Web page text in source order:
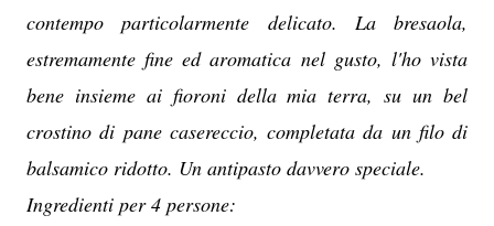
contempo particolarmente delicato. La bresaola,
estremamente fine ed aromatica nel gusto, l'ho vista
bene insieme ai fioroni della mia terra, su un bel
crostino di pane casereccio, completata da un filo di
balsamico ridotto. Un antipasto davvero speciale.
Ingredienti per 4 persone: